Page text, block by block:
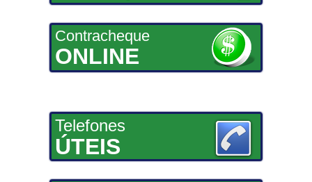
Contracheque
ONLINE
Telefones
ÚTEIS